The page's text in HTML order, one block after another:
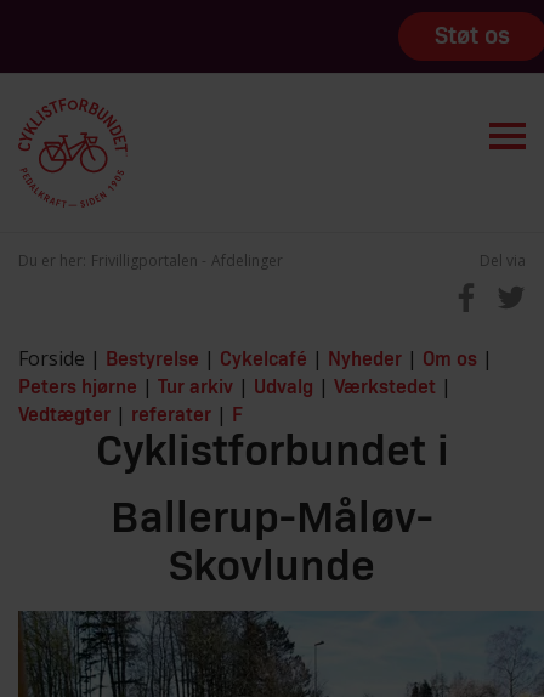
Støt os
Du er her: Frivilligportalen Afdelinger Del via
Forside | Bestyrelse | Cykelcafé | Nyheder | Om os |
Peters hjørne | Tur arkiv | Udvalg | Værkstedet |
Vedtægter | referater | F
Cyklistforbundet i
Ballerup-Måløv-
Skovlunde